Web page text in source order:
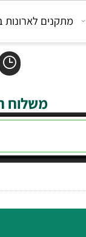
א-ה
לארונות
משלוח חינם